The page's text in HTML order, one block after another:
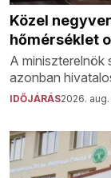
Közel
hőmérséklet
A
azonban
IDŐJÁRÁS2026. aug.